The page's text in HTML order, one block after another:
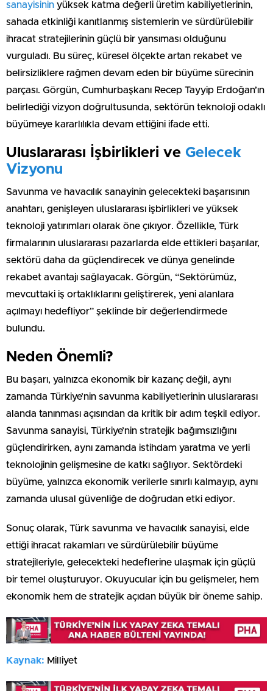
sanayisinin yüksek katma değerli üretim kabiliyetlerinin,
sahada etkinliği kanıtlanmış sistemlerin ve sürdürülebilir
ihracat stratejilerinin güçlü bir yansıması olduğunu
vurguladı. Bu süreç, küresel ölçekte artan rekabet ve
belirsizliklere rağmen devam eden bir büyüme sürecinin
parçası. Görgün, Cumhurbaşkanı Recep Tayyip Erdoğan’ın
belirlediği vizyon doğrultusunda, sektörün teknoloji odaklı
büyümeye kararlılıkla devam ettiğini ifade etti.
Uluslararası İşbirlikleri ve Gelecek
Vizyonu
Savunma ve havacılık sanayinin gelecekteki başarısının
anahtarı, genişleyen uluslararası işbirlikleri ve yüksek
teknoloji yatırımları olarak öne çıkıyor. Özellikle, Türk
firmalarının uluslararası pazarlarda elde ettikleri başarılar,
sektörü daha da güçlendirecek ve dünya genelinde
rekabet avantajı sağlayacak. Görgün, “Sektörümüz,
mevcuttaki iş ortaklıklarını geliştirerek, yeni alanlara
açılmayı hedefliyor” şeklinde bir değerlendirmede
bulundu.
Neden Önemli?
Bu başarı, yalnızca ekonomik bir kazanç değil, aynı
zamanda Türkiye’nin savunma kabiliyetlerinin uluslararası
alanda tanınması açısından da kritik bir adım teşkil ediyor.
Savunma sanayisi, Türkiye’nin stratejik bağımsızlığını
güçlendirirken, aynı zamanda istihdam yaratma ve yerli
teknolojinin gelişmesine de katkı sağlıyor. Sektördeki
büyüme, yalnızca ekonomik verilerle sınırlı kalmayıp, aynı
zamanda ulusal güvenliğe de doğrudan etki ediyor.
Sonuç olarak, Türk savunma ve havacılık sanayisi, elde
ettiği ihracat rakamları ve sürdürülebilir büyüme
stratejileriyle, gelecekteki hedeflerine ulaşmak için güçlü
bir temel oluşturuyor. Okuyucular için bu gelişmeler, hem
ekonomik hem de stratejik açıdan büyük bir öneme sahip.
Kaynak: Milliyet